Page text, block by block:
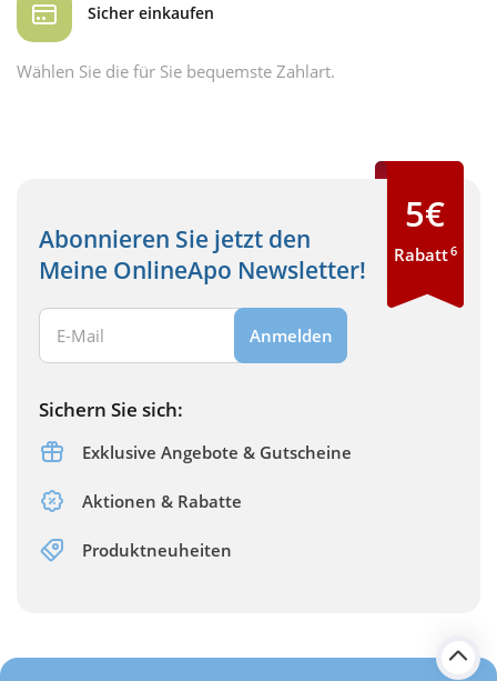
Sicher einkaufen
Wählen Sie die für Sie bequemste Zahlart.
Abonnieren Sie jetzt den
Meine OnlineApo Newsletter!
Ihre E-Mail Adresse:
Anmelden
Sichern Sie sich:
Exklusive Angebote & Gutscheine
Aktionen & Rabatte
Produktneuheiten
5€
Rabatt6